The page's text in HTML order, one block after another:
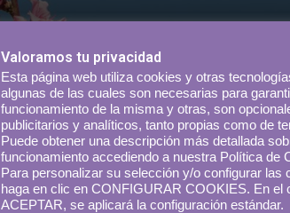
Valoramos tu privacidad
Esta página web utiliza cookies y otras
algunas de las cuales son necesarias para
funcionamiento de la misma y otras, son
publicitarios y analíticos, tanto propias como de
Puede obtener una descripción más detallada
funcionamiento accediendo a nuestra Política de
Para personalizar su selección y/o configurar las
haga en clic en CONFIGURAR COOKIES. En el
ACEPTAR, se aplicará la configuración estándar.